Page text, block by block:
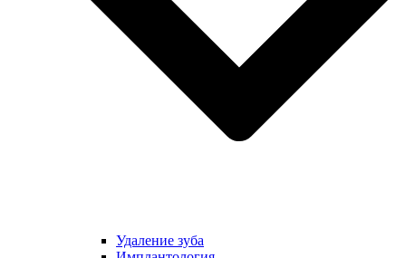
Удаление зуба